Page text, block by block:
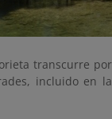
transcurre por
incluido en la